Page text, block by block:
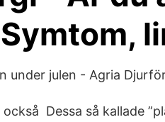
under julen - Agria
Dessa så kallade